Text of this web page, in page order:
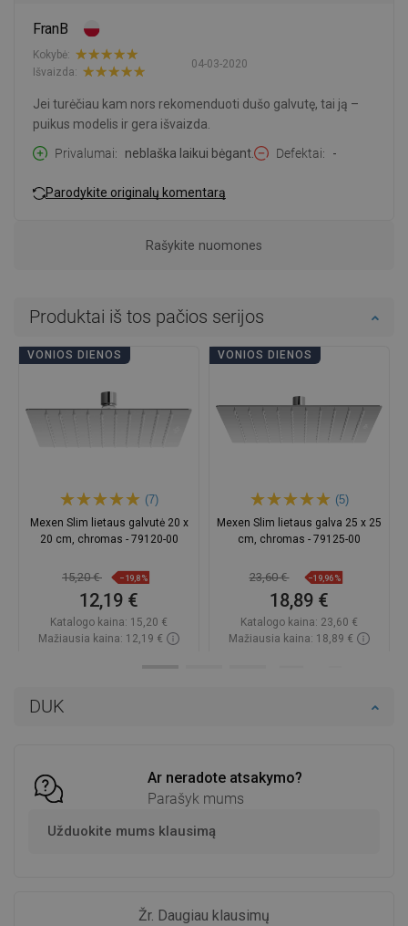
DUK
Ar neradote atsakymo?
Parašyk mums
Užduokite mums klausimą
Žr. Daugiau klausimų
FranB
04-03-2020
Kokybė:
Išvaizda:
Jei turėčiau kam nors rekomenduoti dušo galvutę, tai ją –
puikus modelis ir gera išvaizda.
Privalumai
neblaška laikui bėgant. Defektai -
Parodykite originalų komentarą
Rašykite nuomones
Produktai iš tos pačios serijos
VONIOS DIENOS
(7)
Mexen Slim lietaus galvutė 20 x
20 cm, chromas - 79120-00
15,20 € −19,8%
12,19 €
Katalogo kaina: 15,20 €
Mažiausia kaina: 12,19 €
VONIOS DIENOS
(5)
Mexen Slim lietaus galva 25 x 25
cm, chromas - 79125-00
23,60 € −19,96%
18,89 €
Katalogo kaina: 23,60 €
Mažiausia kaina: 18,89 €